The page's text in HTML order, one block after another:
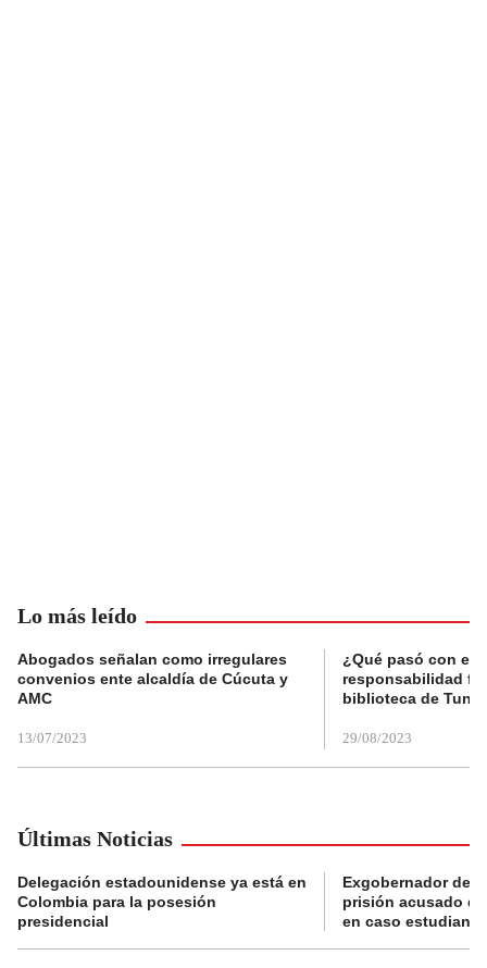
Lo más leído
Abogados señalan como irregulares
convenios ente alcaldía de Cúcuta y
AMC
13/07/2023
¿Qué pasó con el
responsabilidad
biblioteca de
29/08/2023
Últimas Noticias
Delegación estadounidense ya está en
Colombia para la posesión
presidencial
Exgobernador de
prisión acusado
en caso